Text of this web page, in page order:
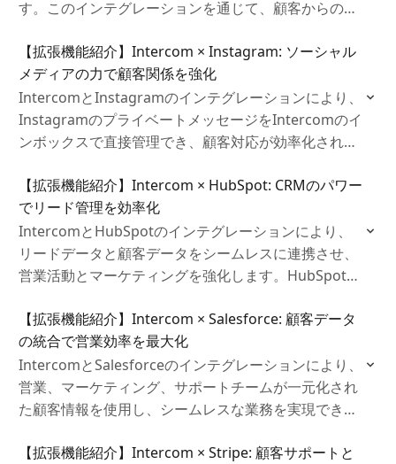
す。このインテグレーションを通じて、顧客からの問
し、進行状況をリアルタイムで追跡できます。
【拡張機能紹介】Intercom × Instagram: ソーシャル
メディアの力で顧客関係を強化
IntercomとInstagramのインテグレーションにより、
InstagramのプライベートメッセージをIntercomのイ
ンボックスで直接管理でき、顧客対応が効率化されま
し、迅速な対応が可能です。
【拡張機能紹介】Intercom × HubSpot: CRMのパワー
でリード管理を効率化
IntercomとHubSpotのインテグレーションにより、
リードデータと顧客データをシームレスに連携させ、
営業活動とマーケティングを強化します。HubSpotの
情報や会話履歴が自動で同期されます。
【拡張機能紹介】Intercom × Salesforce: 顧客データ
の統合で営業効率を最大化
IntercomとSalesforceのインテグレーションにより、
営業、マーケティング、サポートチームが一元化され
た顧客情報を使用し、シームレスな業務を実現できま
中に顧客の詳細な情報を確認でき、リードを自動作成
【拡張機能紹介】Intercom × Stripe: 顧客サポートと